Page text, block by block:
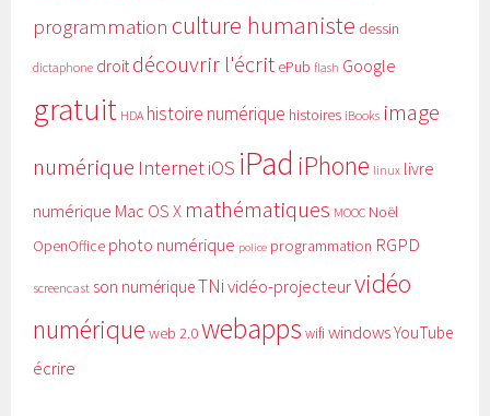
programmation culture humaniste dessin
dictaphone droitdécouvrir l'écrit ePub flash Google
gratuit HDA histoire numérique histoires iBooks image
numérique InternetiOS iPad iPhone linux livre
numérique Mac OS X mathématiques MOOC Noël
OpenOffice photo numérique police programmation RGPD
screencast son numériqueTNi vidéo-projecteurvidéo
numérique web 2.0webapps wifi windowsYouTube
écrire